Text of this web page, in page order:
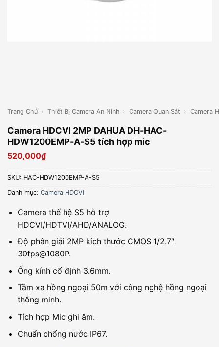
Trang Chủ › Thiết Bị Camera An Ninh › Camera Quan Sát › Camera
Camera HDCVI 2MP DAHUA DH-HAC-
HDW1200EMP-A-S5 tích hợp mic
520,000₫
SKU: HAC-HDW1200EMP-A-S5
Danh mục: Camera HDCVI
Camera thế hệ S5 hỗ trợ
HDCVI/HDTVI/AHD/ANALOG.
Độ phân giải 2MP kích thước CMOS 1/2.7″,
30fps@1080P.
Ống kính cố định 3.6mm.
Tầm xa hồng ngoại 50m với công nghệ hồng ngoại
thông minh.
Tích hợp Mic ghi âm.
Chuẩn chống nước IP67.